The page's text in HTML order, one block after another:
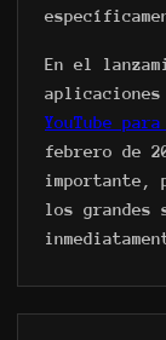
En el
aplicaciones
YouTube
febrero de
importante,
los grandes